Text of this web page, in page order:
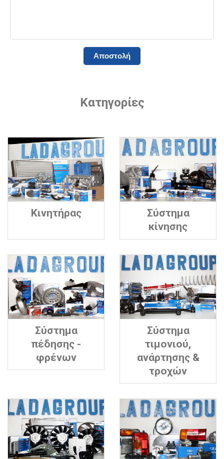
Κατηγορίες
Κινητήρας
Σύστημα
κίνησης
Σύστημα
πέδησης -
φρένων
Σύστημα
τιμονιού,
ανάρτησης &
τροχών